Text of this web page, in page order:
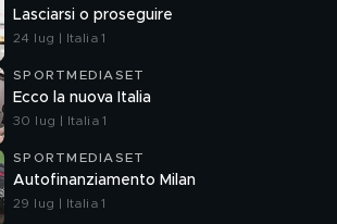
Lasciarsi o proseguire
24 lug | Italia 1
SPORTMEDIASET
Ecco la nuova Italia
30 lug | Italia 1
SPORTMEDIASET
Autofinanziamento Milan
29 lug | Italia 1